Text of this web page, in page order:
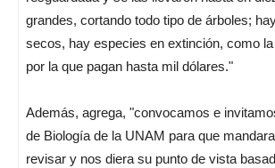
grandes, cortando todo tipo de árboles;
secos, hay especies en extinción, como
por la que pagan hasta mil dólares."
Además, agrega, "convocamos e
de Biología de la UNAM para que
revisar y nos diera su punto de vista